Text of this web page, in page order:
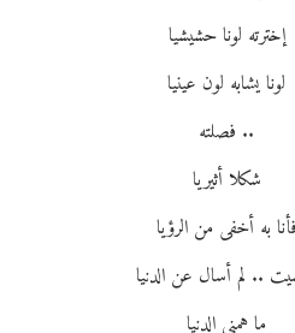
إخترته لونا حشيشيا
لونا يشابه لون عينيا
.. فصلته
شكلا أثيريا
فأنا به أخفى من الرؤيا
.. لم أسال عن الدنيا
ما همني الدنيا